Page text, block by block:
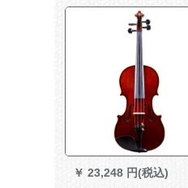
￥ 23,248 円(税込)